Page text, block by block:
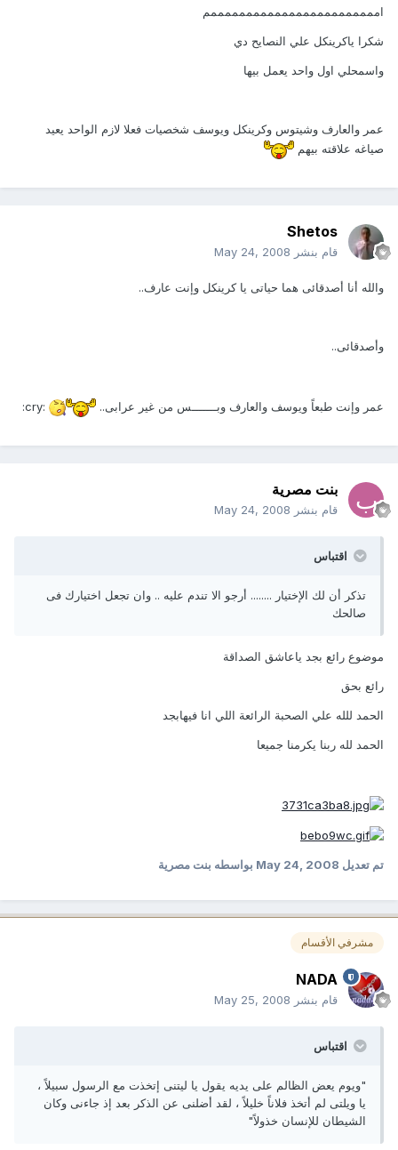
اممممممممممممممممممممممممم
شكرا ياكرينكل علي النصايح دي
واسمحلي اول واحد يعمل بيها
عمر والعارف وشيتوس وكرينكل ويوسف شخصيات فعلا لازم الواحد يعيد
صياغه علاقته بيهم
Shetos
قام بنشر May 24, 2008
والله أنا أصدقائى هما حياتى يا كرينكل وإنت عارف..
وأصدقائى..
عمر وإنت طبعاً ويوسف والعارف وبـــــــس من غير عرابى.. :cry:
بنت مصرية
قام بنشر May 24, 2008
اقتباس
تذكر أن لك الإختيار ........ أرجو الا تندم عليه .. وان تجعل اختيارك فى
صالحك
موضوع رائع بجد ياعاشق الصداقة
رائع بحق
الحمد للله علي الصحبة الرائعة اللي انا فيهابجد
الحمد لله ربنا يكرمنا جميعا
تم تعديلMay 24, 2008بواسطه بنت مصرية
مشرفي الأقسام
NADA
قام بنشر May 25, 2008
اقتباس
"ويوم يعض الظالم على يديه يقول يا ليتنى إتخذت مع الرسول سبيلاً ،
يا ويلتى لم أتخذ فلاناً خليلاً ، لقد أضلنى عن الذكر بعد إذ جاءنى وكان
الشيطان للإنسان خذولاً"